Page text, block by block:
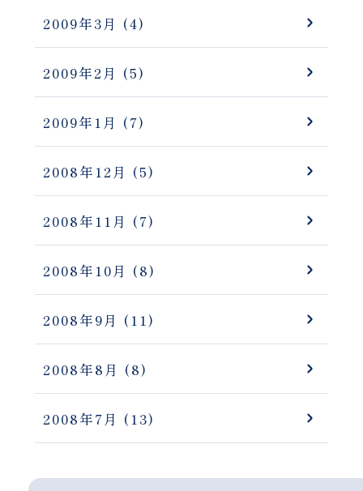
2009年3月 (4)
2009年2月 (5)
2009年1月 (7)
2008年12月 (5)
2008年11月 (7)
2008年10月 (8)
2008年9月 (11)
2008年8月 (8)
2008年7月 (13)